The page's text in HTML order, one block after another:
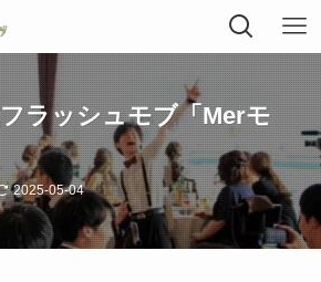
ラッシュモブ「Merモ
2025-05-04